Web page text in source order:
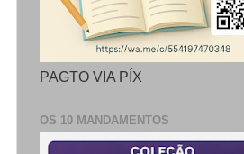
PAGTO VIA PÍX
OS 10 MANDAMENTOS